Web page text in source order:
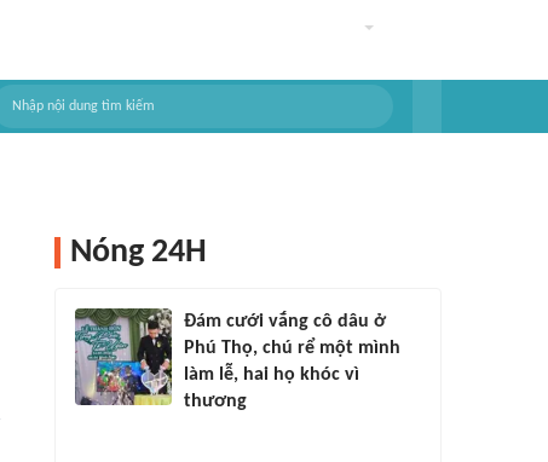
Nóng 24H
Đám cưới vắng cô dâu ở
Phú Thọ, chú rể một mình
làm lễ, hai họ khóc vì
thương